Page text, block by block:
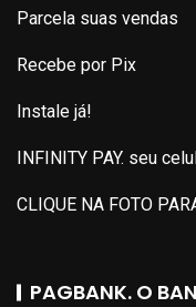
Parcela suas vendas
Recebe por Pix
Instale já!
INFINITY PAY. seu
CLIQUE NA FOTO
PAGBANK. O